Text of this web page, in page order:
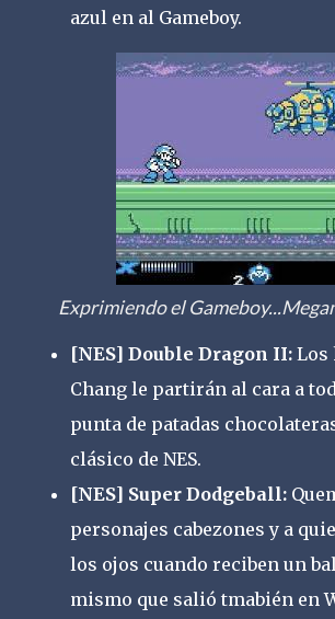
azul en al Gameboy.
Exprimiendo el
[NES] Double Dragon II: Los
Chang le partirán al cara a
punta de patadas
clásico de NES.
[NES] Super Dodgeball:
personajes cabezones y a
los ojos cuando reciben un
mismo que salió tmabién en